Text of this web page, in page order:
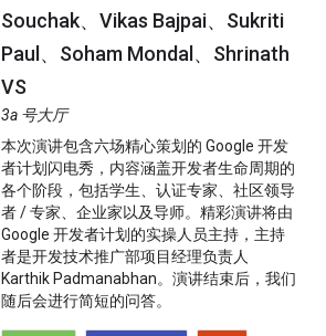
Souchak、Vikas Bajpai、Sukriti
Paul、Soham Mondal、Shrinath
VS
3a 号大厅
本次演讲包含六场精心策划的 Google 开发
者计划闪电秀，内容涵盖开发者生命周期的
各个阶段，包括学生、认证专家、社区领导
者 / 专家、企业家以及导师。精彩演讲将由
Google 开发者计划的实操人员主持，主持
者是开发技术推广部项目经理负责人
Karthik Padmanabhan。演讲结束后，我们
随后会进行简短的问答。